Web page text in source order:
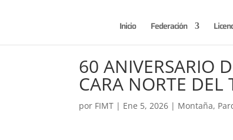
Inicio Federación
60 ANIVERSARIO
CARA NORTE DEL
por FIMT | Ene 5, 2026 | Montaña,